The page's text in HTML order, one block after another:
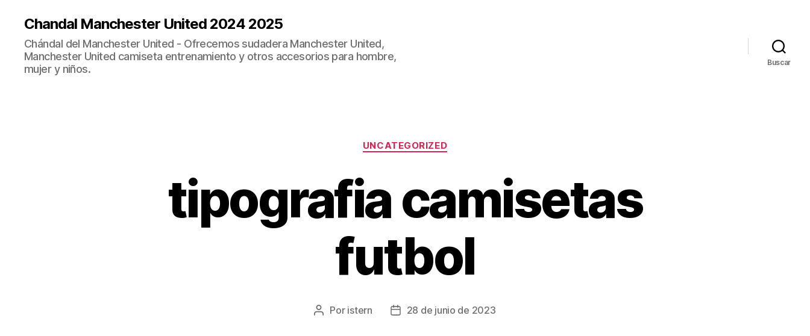
Chandal Manchester United 2024 2025
Chándal del Manchester United - Ofrecemos sudadera Manchester United,
Manchester United camiseta entrenamiento y otros accesorios para hombre,
mujer y niños.
Buscar
Categorías
UNCATEGORIZED
tipografia camisetas
futbol
Autor
Por istern
Fecha28 de junio de 2023